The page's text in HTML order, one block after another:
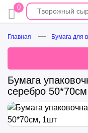
0
Главная Бумага для
Бумага
серебро